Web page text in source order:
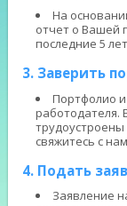
На
отчет о Вашей
последние 5 лет
3. Заверить
Портфолио
работодателя.
свяжитесь с
4. Подать
Заявление